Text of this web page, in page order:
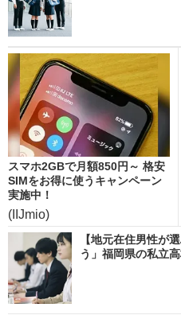
スマホ2GBで月額850円～ 格安
SIMをお得に使うキャンペーン
実施中！
(IIJmio)
【地元在住男性が
う」福岡県の私立